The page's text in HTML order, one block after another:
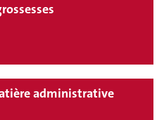
administrative